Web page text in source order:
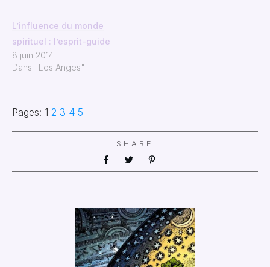
L’influence du monde
spirituel : l’esprit-guide
8 juin 2014
Dans "Les Anges"
Pages: 1 2 3 4 5
SHARE